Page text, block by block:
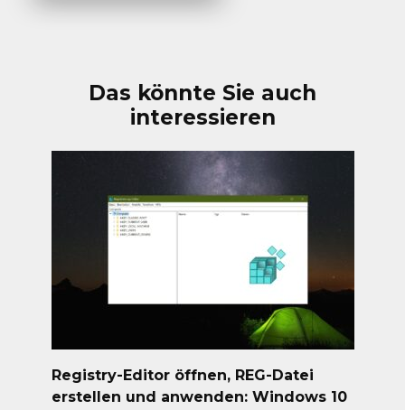
Das könnte Sie auch
interessieren
Registry-Editor öffnen, REG-Datei
erstellen und anwenden: Windows 10